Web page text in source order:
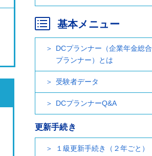
基本メニュー
DCプランナー（企業年金総合
プランナー）とは
受験者データ
DCプランナーQ&A
更新手続き
１級更新手続き（２年ごと）